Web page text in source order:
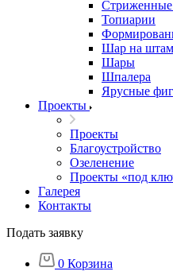
Стриженные
Топиарии
Шар на
Шары
Шпалера
Ярусные
Проекты
Проекты
Благоустройство
Озеленение
Проекты «под
Галерея
Контакты
Подать заявку
0 Корзина